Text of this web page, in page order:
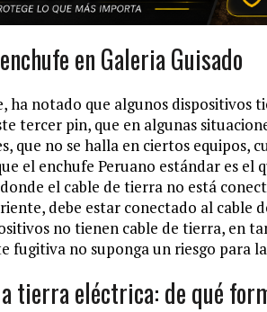
en Galeria Guisado
ha notado que algunos dispositivos
tercer pin, que en algunas
que no se halla en ciertos equipos,
el enchufe Peruano estándar es el
el cable de tierra no está
debe estar conectado al cable
no tienen cable de tierra, en
fugitiva no suponga un riesgo para
tierra eléctrica: de qué